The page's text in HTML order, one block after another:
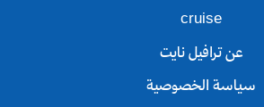
cruise
عن ترافيل نايت
سياسة الخصوصية